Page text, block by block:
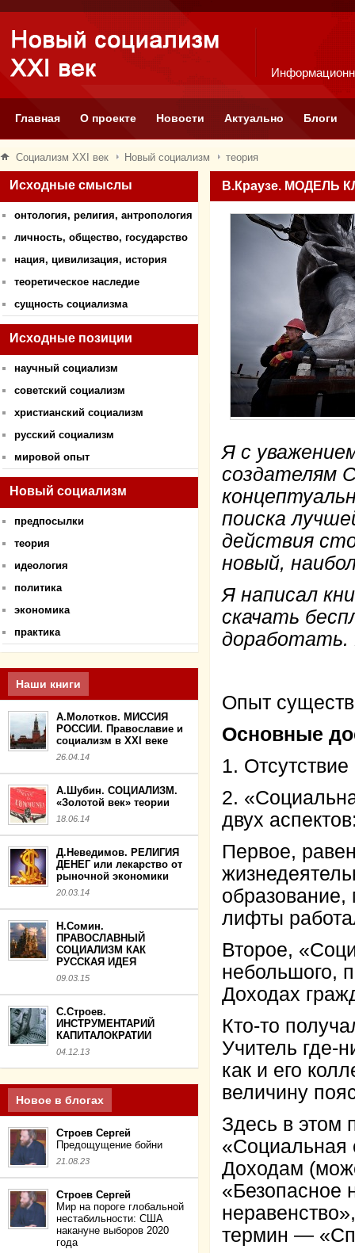
Главная О проекте Новости Актуально Блоги
Социализм XXI век Новый социализм теория
Исходные смыслы
онтология, религия, антропология
личность, общество, государство
нация, цивилизация, история
теоретическое наследие
сущность социализма
Исходные позиции
научный социализм
советский социализм
христианский социализм
русский социализм
мировой опыт
Новый социализм
предпосылки
теория
идеология
политика
экономика
практика
Наши книги
А.Молотков. МИССИЯ
РОССИИ. Православие и
социализм в XXI веке
26.04.14
А.Шубин. СОЦИАЛИЗМ.
«Золотой век» теории
18.06.14
Д.Неведимов. РЕЛИГИЯ
ДЕНЕГ или лекарство от
рыночной экономики
20.03.14
Н.Сомин.
ПРАВОСЛАВНЫЙ
СОЦИАЛИЗМ КАК
РУССКАЯ ИДЕЯ
09.03.15
С.Строев.
ИНСТРУМЕНТАРИЙ
КАПИТАЛОКРАТИИ
04.12.13
Новое в блогах
Строев Сергей
Предощущение бойни
21.08.23
Строев Сергей
Мир на пороге глобальной
нестабильности: США
накануне выборов 2020
года
В.Краузе. МОДЕЛЬ
Я с
создателям
поиска
действия
новый,
Я написал
скачать
доработать.
Опыт
Основные
1.
2.
двух
Первое,
лифты
Второе,
небольшого,
Доходах
Кто-то
Учитель где-
как и его
величину
Здесь в этом
«Социальная
Доходам
«Безопасное
термин —